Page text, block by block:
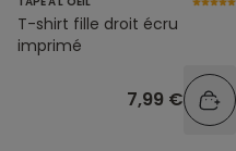
T-shirt fille droit écru
imprimé
7,99 €